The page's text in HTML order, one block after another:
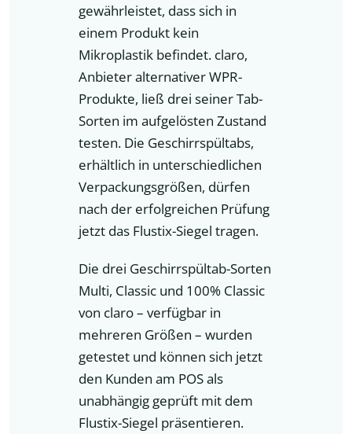
gewährleistet, dass sich in
einem Produkt kein
Mikroplastik befindet. claro,
Anbieter alternativer WPR-
Produkte, ließ drei seiner Tab-
Sorten im aufgelösten Zustand
testen. Die Geschirrspültabs,
erhältlich in unterschiedlichen
Verpackungsgrößen, dürfen
nach der erfolgreichen Prüfung
jetzt das Flustix-Siegel tragen.
Die drei Geschirrspültab-Sorten
Multi, Classic und 100% Classic
von claro – verfügbar in
mehreren Größen – wurden
getestet und können sich jetzt
den Kunden am POS als
unabhängig geprüft mit dem
Flustix-Siegel präsentieren.